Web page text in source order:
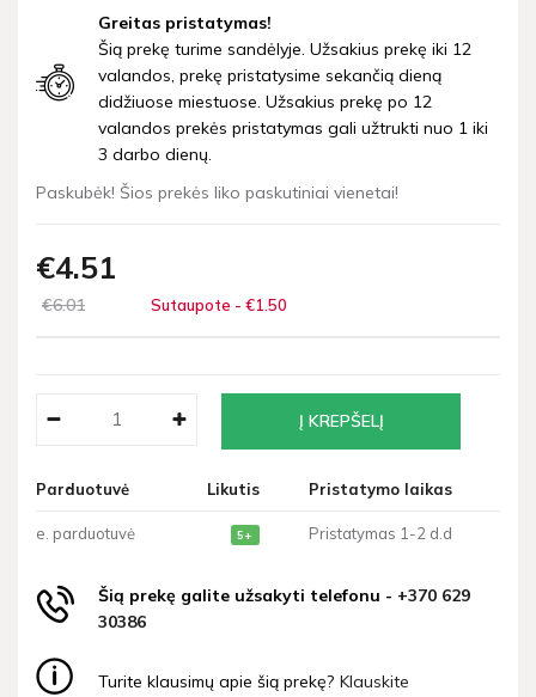
Greitas pristatymas!
Šią prekę turime sandėlyje. Užsakius prekę iki 12
valandos, prekę pristatysime sekančią dieną
didžiuose miestuose. Užsakius prekę po 12
valandos prekės pristatymas gali užtrukti nuo 1 iki
3 darbo dienų.
Paskubėk! Šios prekės liko paskutiniai vienetai!
€4 51
€601 Sutaupote - €1 50
Parduotuvė Likutis Pristatymo laikas
e. parduotuvė 5+ Pristatymas 1-2 d.d
Šią prekę galite užsakyti telefonu - +370 629
30386
Turite klausimų apie šią prekę? Klauskite